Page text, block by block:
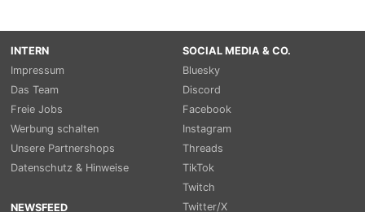
INTERN
Impressum
Das Team
Freie Jobs
Werbung schalten
Unsere Partnershops
Datenschutz & Hinweise
NEWSFEED
SOCIAL MEDIA & CO.
Bluesky
Discord
Facebook
Instagram
Threads
TikTok
Twitch
Twitter/X